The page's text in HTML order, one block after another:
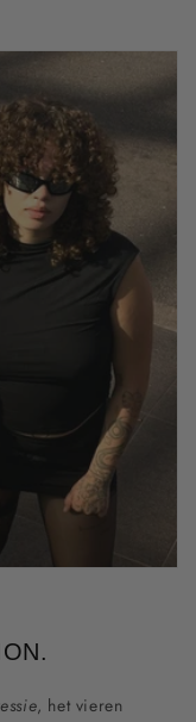
, het vieren